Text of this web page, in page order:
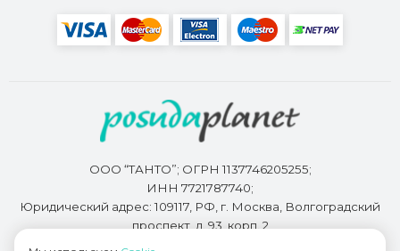
ООО “ТАНТО”; ОГРН 1137746205255;
ИНН 7721787740;
Юридический адрес: 109117, РФ, г. Москва, Волгоградский
проспект, д. 93, корп. 2